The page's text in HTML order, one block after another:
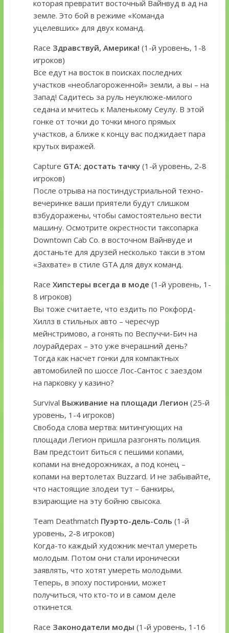
которая превратит восточный Вайнвуд в ад на
земле. Это бой в режиме «Команда
уцелевших» для двух команд.
Race Здравствуй, Америка! (1-й уровень, 1-8
игроков)
Все едут на восток в поисках последних
участков «необлагороженной» земли, а вы – на
Запад! Садитесь за руль неуклюже-милого
седана и мчитесь к Маленькому Сеулу. В этой
гонке от точки до точки много прямых
участков, а ближе к концу вас поджидает пара
крутых виражей.
Capture GTA: достать тачку(1-й уровень, 2-8
игроков)
После отрыва на постиндустриальной техно-
вечеринке ваши приятели будут слишком
взбудоражены, чтобы самостоятельно вести
машину. Осмотрите окрестности таксопарка
Downtown Cab Co. в восточном Вайнвуде и
достаньте для друзей несколько такси в этом
«Захвате» в стиле GTA для двух команд.
Race Хипстеры всегда в моде (1-й уровень, 1-
8 игроков)
Вы тоже считаете, что ездить по Рокфорд-
Хиллз в стильных авто – чересчур
мейнстримово, а гонять по Веспуччи-Бич на
лоурайдерах – это уже вчерашний день?
Тогда как насчет гонки для компактных
автомобилей по шоссе Лос-Сантос с заездом
на парковку у казино?
Survival Выживание на площади Легион (25-й
уровень, 1-4 игроков)
Свобода слова мертва: митингующих на
площади Легион пришла разгонять полиция.
Вам предстоит биться с пешими копами,
копами на внедорожниках, а под конец –
копами на вертолетах Buzzard. И не забывайте,
что настоящие злодеи тут – банкиры,
взирающие на эту бойню свысока.
Team Deathmatch Пуэрто-дель-Соль (1-й
уровень, 2-8 игроков)
Когда-то каждый художник мечтал умереть
молодым. Потом они стали иронически
заявлять, что хотят умереть молодыми.
Теперь, в эпоху постиронии, может
получиться, что кто-то и в самом деле
откинется.
Race Законодатели моды (1-й уровень, 1-16